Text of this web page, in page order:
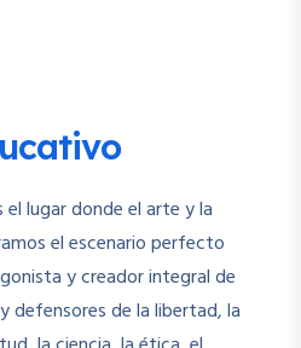
el lugar donde el arte y la
el escenario perfecto
y creador integral de
defensores de la libertad, la